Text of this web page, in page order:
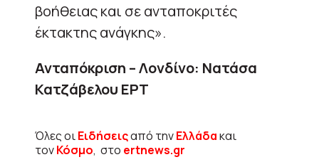
βοήθειας και σε ανταποκριτές
έκτακτης ανάγκης».
Ανταπόκριση – Λονδίνο: Νατάσα
Κατζάβελου ΕΡΤ
Όλες οιΕιδήσειςαπό τηνΕλλάδακαι
τονΚόσμο, στο ertnews.gr